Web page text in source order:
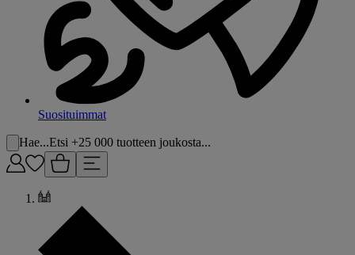
Suosituimmat
Hae...Etsi +25 000 tuotteen joukosta...